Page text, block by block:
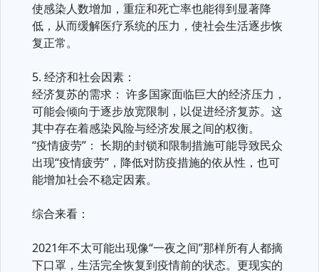
使感染人数增加，重症和死亡率也能得到显著降
低，从而缓解医疗系统的压力，使社会生活逐步恢
复正常。
5. 经济和社会因素：
经济复苏的需求： 许多国家面临巨大的经济压力，
可能会倾向于逐步放宽限制，以促进经济复苏。这
其中存在着感染风险与经济发展之间的权衡。
“疫情疲劳”： 长期的封锁和限制措施可能导致民众
出现“疫情疲劳”，降低对防疫措施的依从性，也可
能增加社会不稳定因素。
综合来看：
2021年不太可能出现像“一夜之间”那样所有人都摘
下口罩，生活完全恢复到疫情前的状态。更现实的